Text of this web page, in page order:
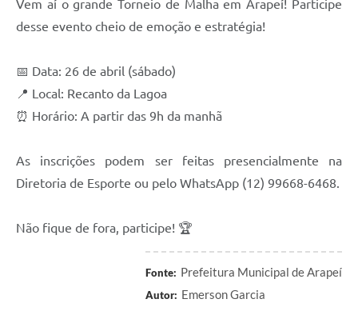
Contas Públicas
Emprega
SIC
Vem aí o grande Torneio de Malha em Arapeí! Participe
desse evento cheio de emoção e estratégia!
📅 Data: 26 de abril (sábado)
📍 Local: Recanto da Lagoa
⏰ Horário: A partir das 9h da manhã
As inscrições podem ser feitas presencialmente na
Diretoria de Esporte ou pelo WhatsApp (12) 99668-6468.
Não fique de fora, participe! 🏆
Fonte: Prefeitura Municipal de Arapeí
Autor: Emerson Garcia